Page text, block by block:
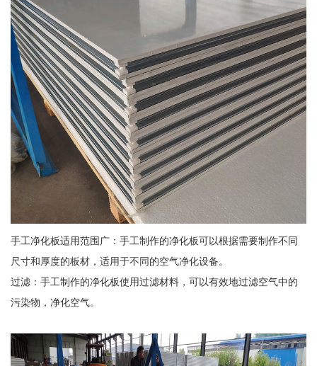
手工净化板适用范围广：手工制作的净化板可以根据需要制作不同
尺寸和厚度的板材，适用于不同的空气净化设备。
过滤：手工制作的净化板使用过滤材料，可以有效地过滤空气中的
污染物，净化空气。